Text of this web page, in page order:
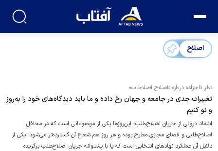
اصلاح
نظر تاجزاده درباره «اصلاح اصلاحات»
تغییرات جدی در جامعه و جهان رخ داده و ما باید دیدگاه‌های خود را به‌روز
و نو کنیم
انتقاد درونی از جریان اصلاح‌طلب، این‌روزها یکی از موضوعاتی است که در محافل
اصلاح‌طلبی و فضای مجازی مطرح بوده و هر روز هم ‌شعاع آن گسترده‌تر می‌شود. یکی از
دلایل آن عملکرد نهادهای انتخابی است که یا با پشتوانه جریان اصلاح‌طلب برگزیده